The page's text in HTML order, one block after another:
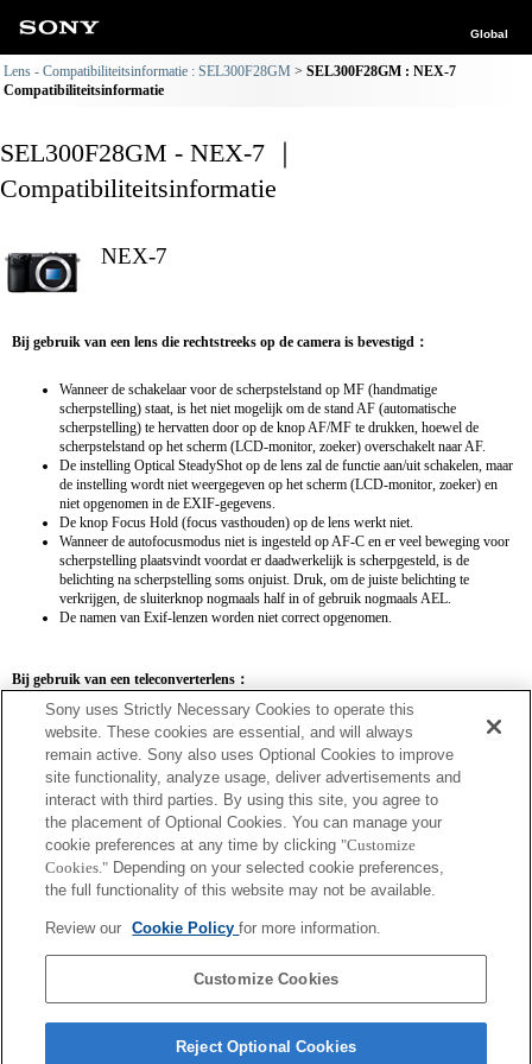
Global
Lens - Compatibiliteitsinformatie : SEL300F28GM
SEL300F28GM : NEX-7
Compatibiliteitsinformatie
SEL300F28GM - NEX-7 ｜
Compatibiliteitsinformatie
NEX-7
Bij gebruik van een lens die rechtstreeks op de camera is bevestigd：
Wanneer de schakelaar voor de scherpstelstand op MF (handmatige
scherpstelling) staat, is het niet mogelijk om de stand AF (automatische
scherpstelling) te hervatten door op de knop AF/MF te drukken, hoewel de
scherpstelstand op het scherm (LCD-monitor, zoeker) overschakelt naar AF.
De instelling Optical SteadyShot op de lens zal de functie aan/uit schakelen, maar
de instelling wordt niet weergegeven op het scherm (LCD-monitor, zoeker) en
niet opgenomen in de EXIF-gegevens.
De knop Focus Hold (focus vasthouden) op de lens werkt niet.
Wanneer de autofocusmodus niet is ingesteld op AF-C en er veel beweging voor
scherpstelling plaatsvindt voordat er daadwerkelijk is scherpgesteld, is de
belichting na scherpstelling soms onjuist. Druk, om de juiste belichting te
verkrijgen, de sluiterknop nogmaals half in of gebruik nogmaals AEL.
De namen van Exif-lenzen worden niet correct opgenomen.
Bij gebruik van een teleconverterlens：
SEL14TC SEL20TC
SEL14TC
Het beeld kan onscherp worden wanneer de camera wordt ingesteld op Continue AF.
De brandpuntsafstand en het maximale diafragma voor de Exif-lens worden
vergroting echter meer dan 10 zijn, worden ze niet correct weergegeven.
Sony uses Strictly Necessary Cookies to operate this
website. These cookies are essential, and will always
remain active. Sony also uses Optional Cookies to improve
site functionality, analyze usage, deliver advertisements and
interact with third parties. By using this site, you agree to
the placement of Optional Cookies. You can manage your
cookie preferences at any time by clicking "Customize
Cookies." Depending on your selected cookie preferences,
the full functionality of this website may not be available.
Review our Cookie Policyfor more information.
Customize Cookies
Reject Optional Cookies